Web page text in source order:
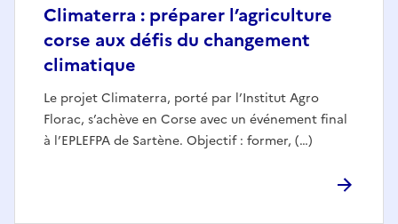
Climaterra : préparer l’agriculture
corse aux défis du changement
climatique
Le projet Climaterra, porté par l’Institut Agro
Florac, s’achève en Corse avec un événement final
à l’EPLEFPA de Sartène. Objectif : former, (…)